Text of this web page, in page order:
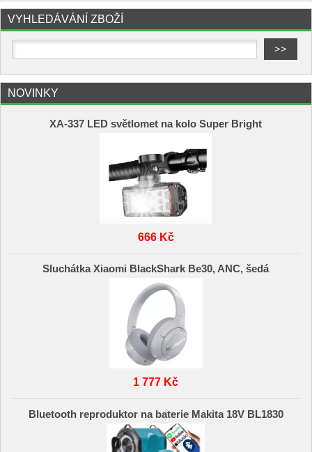
VYHLEDÁVÁNÍ ZBOŽÍ
NOVINKY
XA-337 LED světlomet na kolo Super Bright
666 Kč
Sluchátka Xiaomi BlackShark Be30, ANC, šedá
1 777 Kč
Bluetooth reproduktor na baterie Makita 18V BL1830